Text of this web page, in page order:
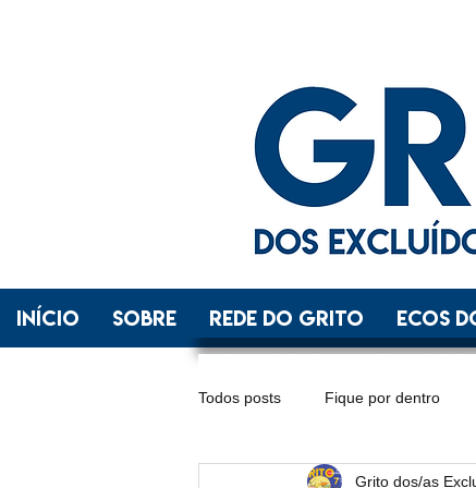
INÍCIO SOBRE REDE DO GRITO ECOS
Todos posts Fique por dentro
Distrito Federal Espírito
Grito dos/as